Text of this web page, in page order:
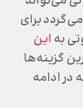
برای
به این
گزینه‌ها
ادامه